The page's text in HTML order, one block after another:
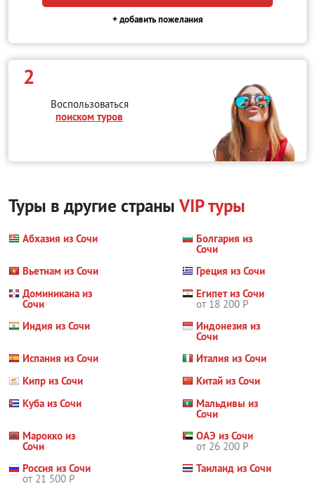
+ добавить пожелания
2
Воспользоваться
поиском туров
Туры в другие страны VIP туры
Абхазия из Сочи Болгария из
Сочи
Вьетнам из Сочи
Греция из Сочи
Доминикана из
Сочи
Египет из Сочи
от 18 200 Р
Индия из Сочи
Индонезия из
Сочи
Испания из Сочи
Италия из Сочи
Кипр из Сочи
Китай из Сочи
Куба из Сочи
Мальдивы из
Сочи
Марокко из
Сочи
ОАЭ из Сочи
от 26 200 Р
Россия из Сочи
от 21 500 Р
Таиланд из Сочи